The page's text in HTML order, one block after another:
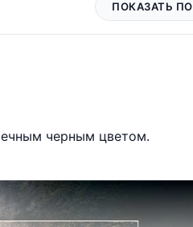
ПОКАЗАТЬ
черным цветом.